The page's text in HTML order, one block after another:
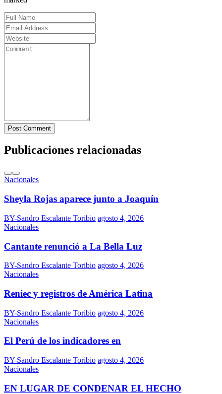
Post Comment
Publicaciones relacionadas
Nacionales
Sheyla Rojas aparece junto a Joaquín
BY-Sandro Escalante Toribio agosto 4, 2026
Nacionales
Cantante renunció a La Bella Luz
BY-Sandro Escalante Toribio agosto 4, 2026
Nacionales
Reniec y registros de América Latina
BY-Sandro Escalante Toribio agosto 4, 2026
Nacionales
El Perú de los indicadores en
BY-Sandro Escalante Toribio agosto 4, 2026
Nacionales
EN LUGAR DE CONDENAR EL HECHO